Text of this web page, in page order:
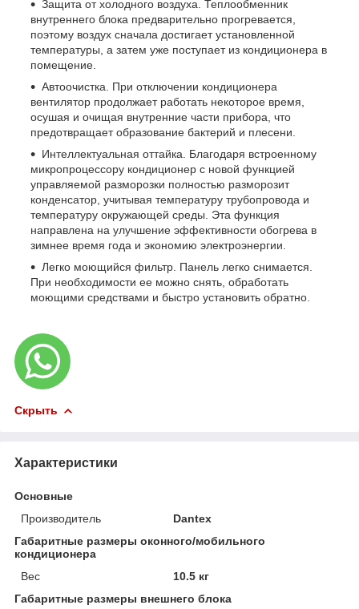
Защита от холодного воздуха. Теплообменник
внутреннего блока предварительно прогревается,
поэтому воздух сначала достигает установленной
температуры, а затем уже поступает из кондиционера в
помещение.
Автоочистка. При отключении кондиционера
вентилятор продолжает работать некоторое время,
осушая и очищая внутренние части прибора, что
предотвращает образование бактерий и плесени.
Интеллектуальная оттайка. Благодаря встроенному
микропроцессору кондиционер с новой функцией
управляемой разморозки полностью разморозит
конденсатор, учитывая температуру трубопровода и
температуру окружающей среды. Эта функция
направлена на улучшение эффективности обогрева в
зимнее время года и экономию электроэнергии.
Легко моющийся фильтр. Панель легко снимается.
При необходимости ее можно снять, обработать
моющими средствами и быстро установить обратно.
Скрыть
Характеристики
Основные
Производитель
Dantex
Габаритные размеры оконного/мобильного
кондиционера
Вес
10.5 кг
Габаритные размеры внешнего блока